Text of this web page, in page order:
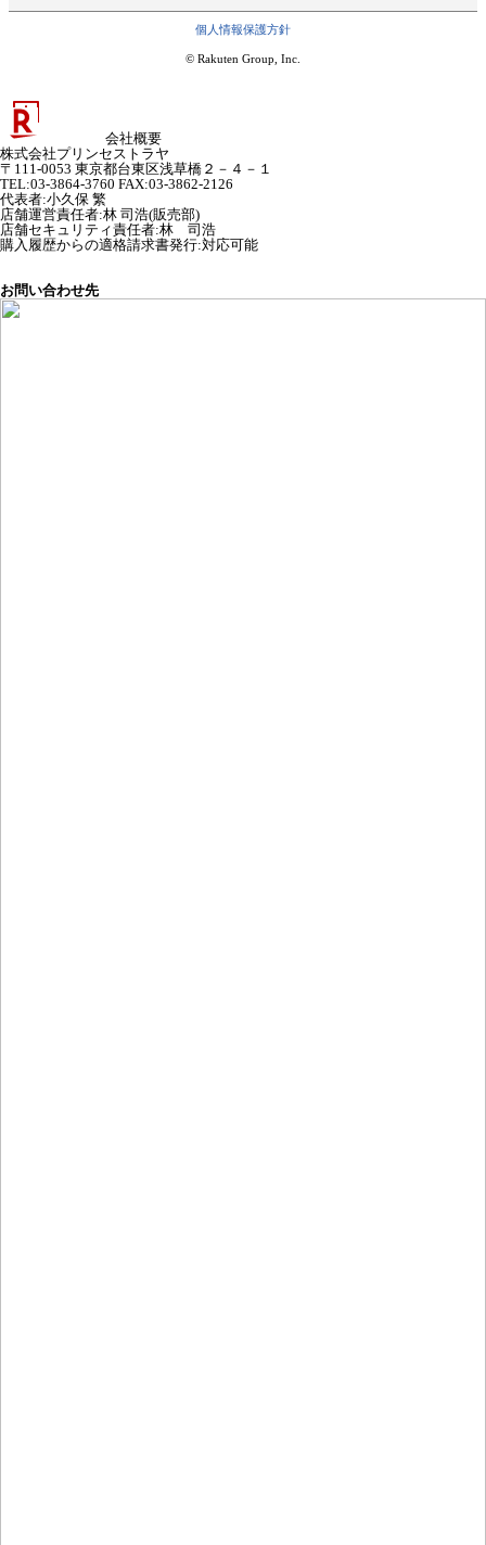
個人情報保護方針
© Rakuten Group, Inc.
会社概要
株式会社プリンセストラヤ
〒111-0053 東京都台東区浅草橋２－４－１
TEL:03-3864-3760 FAX:03-3862-2126
代表者:小久保 繁
店舗運営責任者:林 司浩(販売部)
店舗セキュリティ責任者:林 司浩
購入履歴からの適格請求書発行:対応可能
お問い合わせ先